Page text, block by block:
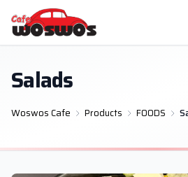
Salads
Woswos Cafe Products FOODS